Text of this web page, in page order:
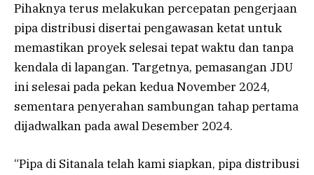
Pihaknya terus melakukan percepatan pengerjaan
pipa distribusi disertai pengawasan ketat untuk
memastikan proyek selesai tepat waktu dan tanpa
kendala di lapangan. Targetnya, pemasangan JDU
ini selesai pada pekan kedua November 2024,
sementara penyerahan sambungan tahap pertama
dijadwalkan pada awal Desember 2024.
“Pipa di Sitanala telah kami siapkan, pipa distribusi